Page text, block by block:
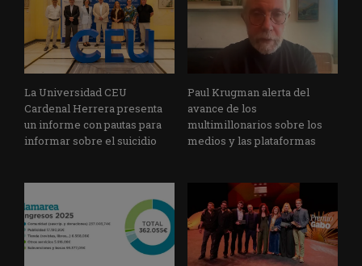
La Universidad CEU
Cardenal Herrera presenta
un informe con pautas para
informar sobre el suicidio
Paul Krugman alerta del
avance de los
multimillonarios sobre los
medios y las plataformas